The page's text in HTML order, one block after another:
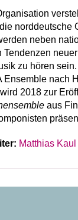
norddeutsche
neben
Tendenzen neuer
zu hören
Ensemble nach
2018 zur
aus
Matthias Kaul